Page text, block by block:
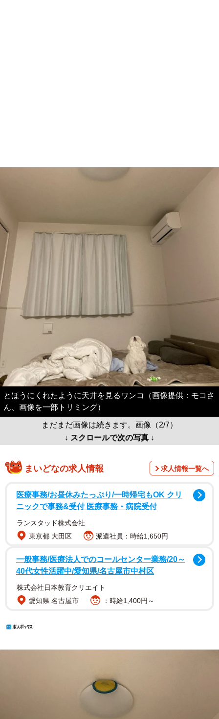
とほうにくれたように天井を見るワンコ（画像提供：モコさ
ん、画像を一部トリミング）
まだまだ画像は続きます。画像（2/7）
↓ スクロールで次の写真 ↓
まいどなの求人情報 求人情報一覧へ
医療事務/お昼休みたっぷり/一時帰宅もOK クリ
ニックで事務&受付 医療事務・病院受付
ランスタッド株式会社
東京都 大田区
派遣社員：時給1,650円
一般事務/医療法人でのコールセンター業務/20～
40代女性活躍中/愛知県/名古屋市中村区
株式会社日本教育クリエイト
愛知県 名古屋市
：時給1,400円～